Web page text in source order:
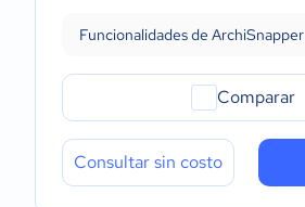
Funcionalidades de ArchiSnapper
Comparar
Consultar sin costo